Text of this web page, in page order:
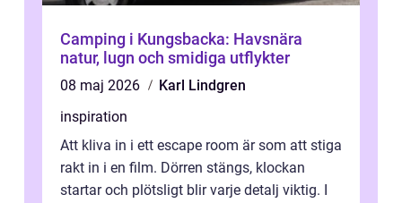
Camping i Kungsbacka: Havsnära
natur, lugn och smidiga utflykter
08 maj 2026
Karl Lindgren
inspiration
Att kliva in i ett escape room är som att stiga
rakt in i en film. Dörren stängs, klockan
startar och plötsligt blir varje detalj viktig. I